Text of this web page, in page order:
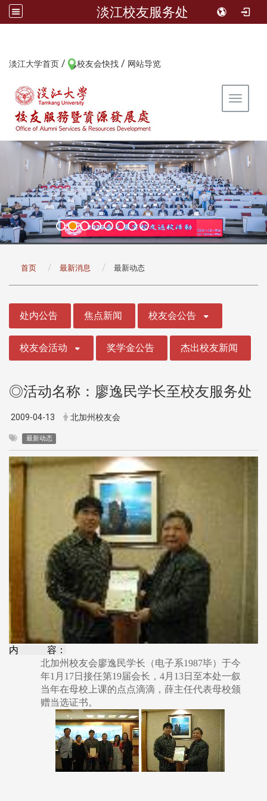
淡江校友服务处
淡江大学首页 / 校友会快找 / 网站导览
Toggle
首页 最新消息 最新动态
处内公告 焦点新闻 校友会公告
校友会活动 奖学金公告 杰出校友新闻
◎活动名称：廖逸民学长至校友服务处
2009-04-13 北加州校友会
最新动态
内 容：
北加州校友会廖逸民学长（电子系1987毕）于今
年1月17日接任第19届会长，4月13日至本处一叙
当年在母校上课的点点滴滴，薛主任代表母校颁
赠当选证书。